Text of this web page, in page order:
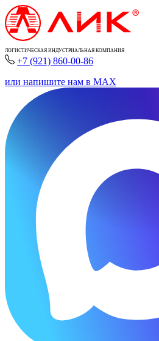
ЛОГИСТИЧЕСКАЯ ИНДУСТРИАЛЬНАЯ КОМПАНИЯ
+7 (921) 860-00-86
или напишите нам в MAX